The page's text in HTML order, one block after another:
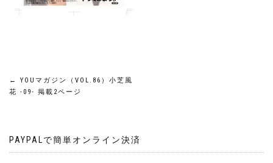
投
ナ
←
YOUマガジン（VOL.86）小芝風
花 -09- 掲載2ページ
PAYPALで簡単オンライン決済